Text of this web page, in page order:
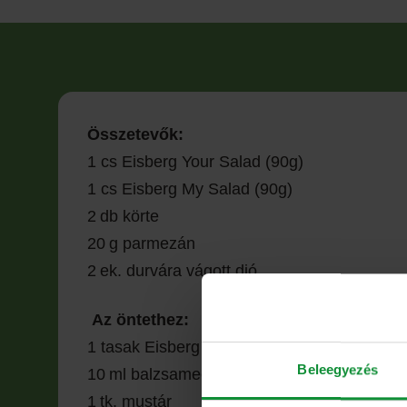
Beleegyezés
Összetevők:
1 cs Eisberg Your Salad (90g)
1 cs Eisberg My Salad (90g)
2 db körte
20 g parmezán
2 ek. durvára vágott dió
Az öntethez:
1 tasak Eisberg Hidegen sajtolt
10 ml balzsamecet
1 tk. mustár